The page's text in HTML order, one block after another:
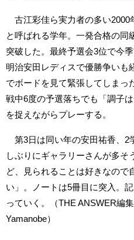
古江彩佳ら実力者の多い2000
と呼ばれる学年。一発合格の同
突破した。最終予選会3位で今
明治安田レディスで優勝争いも
でボードを見て緊張してしまっ
戦中6度の予選落ちでも「調子
を捉えながらプレーする。
第3日は同い年の安田祐香、2
しぶりにギャラリーさんが多そ
ど、見られることは好きなので
い」。ノートは5冊目に突入。
っていく。（THE ANSWER編
Yamanobe）